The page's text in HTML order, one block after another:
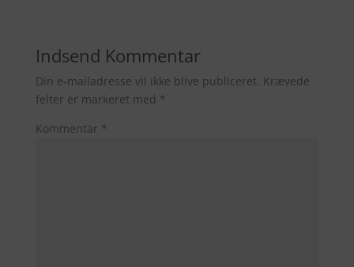
Indsend Kommentar
Din e-mailadresse vil ikke blive publiceret. Krævede
felter er markeret med *
Kommentar *